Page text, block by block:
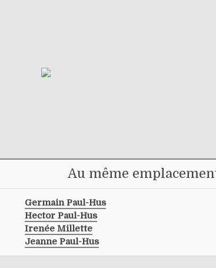
Au même
Germain Paul-Hus
Hector Paul-Hus
Irenée Millette
Jeanne Paul-Hus